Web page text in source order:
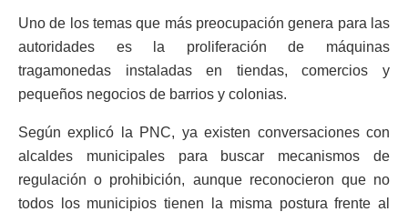
Uno de los temas que más preocupación genera para las
autoridades es la proliferación de máquinas
tragamonedas instaladas en tiendas, comercios y
pequeños negocios de barrios y colonias.
Según explicó la PNC, ya existen conversaciones con
alcaldes municipales para buscar mecanismos de
regulación o prohibición, aunque reconocieron que no
todos los municipios tienen la misma postura frente al